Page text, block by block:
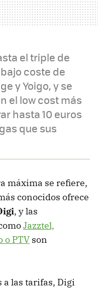
el triple de
coste de
y Yoigo, y se
el low cost más
hasta 10 euros
que sus
máxima se refiere,
conocidos ofrece
, y las
Jazztel,
o PTV son
a las tarifas, Digi